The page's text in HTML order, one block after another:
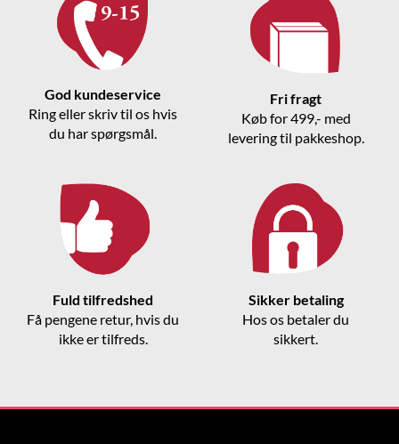
God kundeservice
Ring eller skriv til os hvis
du har spørgsmål.
Fri fragt
Køb for 499,- med
levering til pakkeshop.
Fuld tilfredshed
Få pengene retur, hvis du
ikke er tilfreds.
Sikker betaling
Hos os betaler du
sikkert.